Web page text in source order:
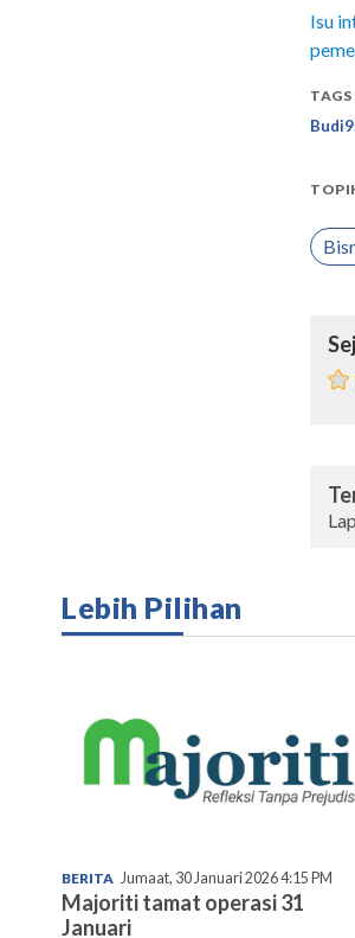
Isu
Lebih Pilihan
BERITA Jumaat, 30 Januari 2026 4:15 PM
Majoriti tamat operasi 31
Januari